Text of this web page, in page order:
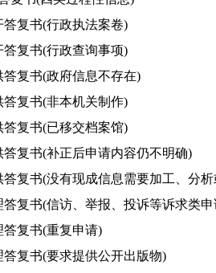
答复书(行政执法案卷)
答复书(行政查询事项)
答复书(政府信息不存在)
答复书(非本机关制作)
答复书(已移交档案馆)
答复书(补正后申请内容仍不明确)
答复书(没有现成信息需要加工、分
答复书(信访、举报、投诉等诉求类申
答复书(重复申请)
答复书(要求提供公开出版物)